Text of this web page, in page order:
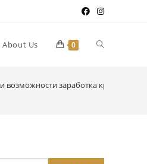
About Us 0
возможности заработка